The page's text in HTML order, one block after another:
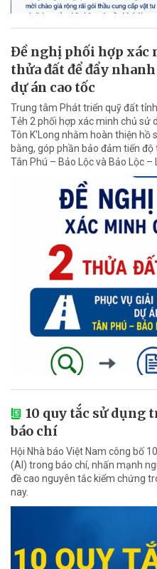
Đề nghị phối hợp xác
thửa đất để đẩy
dự án cao tốc
Trung tâm Phát triển quỹ đất
Tẻh 2 phối hợp xác minh chủ sử
Tôn K'Long nhằm hoàn thiện hồ
bằng, góp phần bảo đảm tiến
Tân Phú – Bảo Lộc và Bảo Lộc –
10 quy tắc sử dụng
báo chí
Hội Nhà báo Việt Nam công bố
(AI) trong báo chí, nhấn mạnh
đề cao nguyên tắc kiểm chứng
nay.